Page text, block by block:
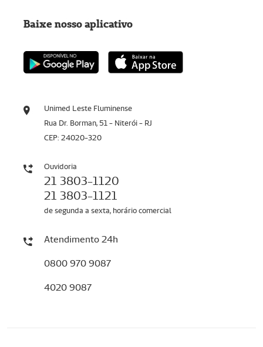
Unimed Leste Fluminense
Rua Dr. Borman, 51 - Niterói - RJ
CEP: 24020-320
Ouvidoria
21 3803-1120
21 3803-1121
de segunda a sexta, horário comercial
Atendimento 24h
0800 970 9087
4020 9087
Baixe nosso aplicativo